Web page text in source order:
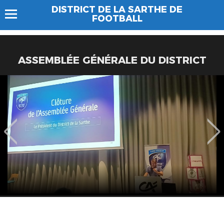
DISTRICT DE LA SARTHE DE
FOOTBALL
ASSEMBLÉE GÉNÉRALE DU DISTRICT